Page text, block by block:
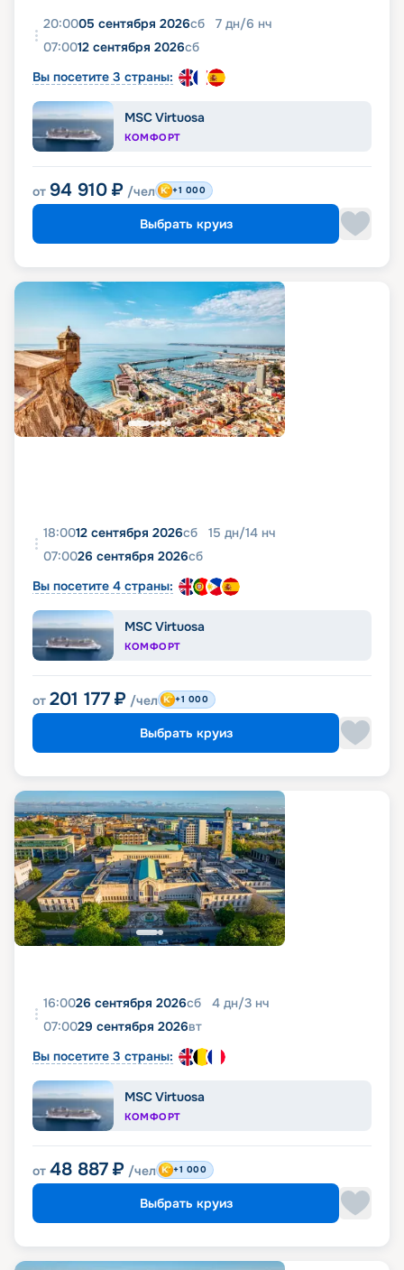
20:0005 сентября 2026сб 7 дн/6 нч
07:0012 сентября 2026сб
Вы посетите 3 страны:
MSC Virtuosa
КОМФОРТ
от 94 910 ₽ /чел +1 000
Выбрать круиз
18:0012 сентября 2026сб 15 дн/14 нч
07:0026 сентября 2026сб
Вы посетите 4 страны:
MSC Virtuosa
КОМФОРТ
от 201 177 ₽ /чел +1 000
Выбрать круиз
16:0026 сентября 2026сб 4 дн/3 нч
07:0029 сентября 2026вт
Вы посетите 3 страны:
MSC Virtuosa
КОМФОРТ
от 48 887 ₽ /чел +1 000
Выбрать круиз